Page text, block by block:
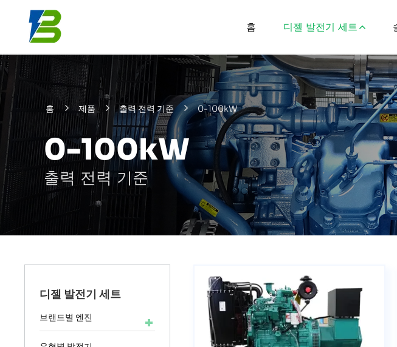
홈 디젤 발전기 세트
홈 제품 출력 전력 기준 0-100kW
0-100kW
출력 전력 기준
디젤 발전기 세트
브랜드별 엔진